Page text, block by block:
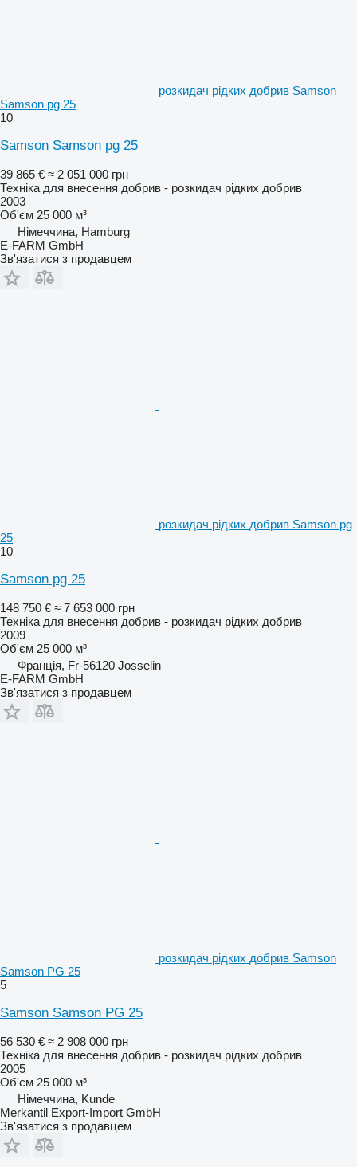
розкидач рідких добрив Samson
Samson pg 25
10
Samson Samson pg 25
39 865 € ≈ 2 051 000 грн
Техніка для внесення добрив - розкидач рідких добрив
2003
Об'єм 25 000 м³
Німеччина, Hamburg
E-FARM GmbH
Зв'язатися з продавцем
розкидач рідких добрив Samson pg
25
10
Samson pg 25
148 750 € ≈ 7 653 000 грн
Техніка для внесення добрив - розкидач рідких добрив
2009
Об'єм 25 000 м³
Франція, Fr-56120 Josselin
E-FARM GmbH
Зв'язатися з продавцем
розкидач рідких добрив Samson
Samson PG 25
5
Samson Samson PG 25
56 530 € ≈ 2 908 000 грн
Техніка для внесення добрив - розкидач рідких добрив
2005
Об'єм 25 000 м³
Німеччина, Kunde
Merkantil Export-Import GmbH
Зв'язатися з продавцем